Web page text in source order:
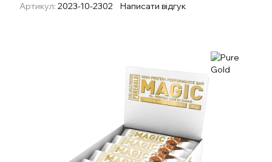
Артикул: 2023-10-2302 Написати відгук